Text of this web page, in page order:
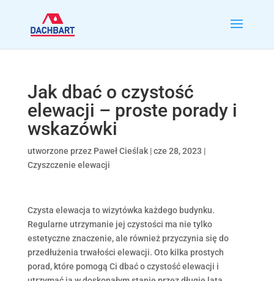
Jak dbać o czystość
elewacji – proste porady i
wskazówki
utworzone przez Paweł Cieślak|cze 28, 2023 |
Czyszczenie elewacji
Czysta elewacja to wizytówka każdego budynku.
Regularne utrzymanie jej czystości ma nie tylko
estetyczne znaczenie, ale również przyczynia się do
przedłużenia trwałości elewacji. Oto kilka prostych
porad, które pomogą Ci dbać o czystość elewacji i